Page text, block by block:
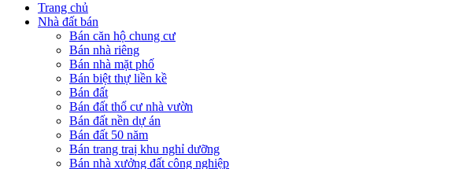
Trang chủ
Nhà đất bán
Bán căn hộ chung cư
Bán nhà riêng
Bán nhà mặt phố
Bán biệt thự liền kề
Bán đất
Bán đất thổ cư nhà vườn
Bán đất nền dự án
Bán đất 50 năm
Bán trang traị khu nghỉ dưỡng
Bán nhà xưởng đất công nghiệp